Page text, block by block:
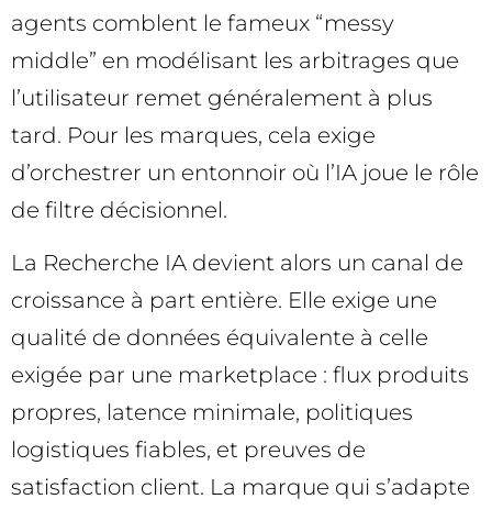
agents comblent le fameux “messy
middle” en modélisant les arbitrages que
l’utilisateur remet généralement à plus
tard. Pour les marques, cela exige
d’orchestrer un entonnoir où l’IA joue le rôle
de filtre décisionnel.
La Recherche IA devient alors un canal de
croissance à part entière. Elle exige une
qualité de données équivalente à celle
exigée par une marketplace : flux produits
propres, latence minimale, politiques
logistiques fiables, et preuves de
satisfaction client. La marque qui s’adapte